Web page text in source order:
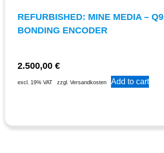
REFURBISHED: MINE MEDIA – Q9
BONDING ENCODER
2.500,00 €
excl. 19% VAT zzgl. Versandkosten Add to cart